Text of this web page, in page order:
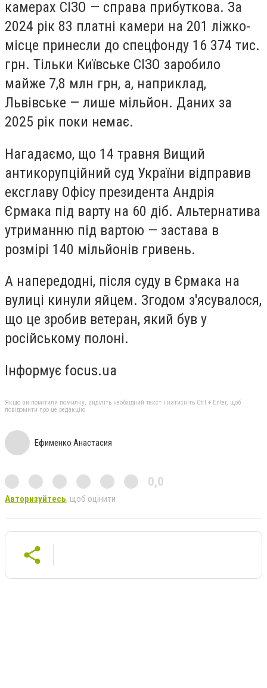
камерах СІЗО — справа прибуткова. За
2024 рік 83 платні камери на 201 ліжко-
місце принесли до спецфонду 16 374 тис.
грн. Тільки Київське СІЗО заробило
майже 7,8 млн грн, а, наприклад,
Львівське — лише мільйон. Даних за
2025 рік поки немає.
Нагадаємо, що 14 травня Вищий
антикорупційний суд України відправив
ексглаву Офісу президента Андрія
Єрмака під варту на 60 діб. Альтернатива
утриманню під вартою — застава в
розмірі 140 мільйонів гривень.
А напередодні, після суду в Єрмака на
вулиці кинули яйцем. Згодом з'ясувалося,
що це зробив ветеран, який був у
російському полоні.
Інформує focus.ua
Якщо ви помітили помилку, виділіть необхідний текст і натисніть Ctrl + Enter, щоб
повідомити про це редакцію
Ефименко Анастасия
0,0
Авторизуйтесь, щоб оцінити